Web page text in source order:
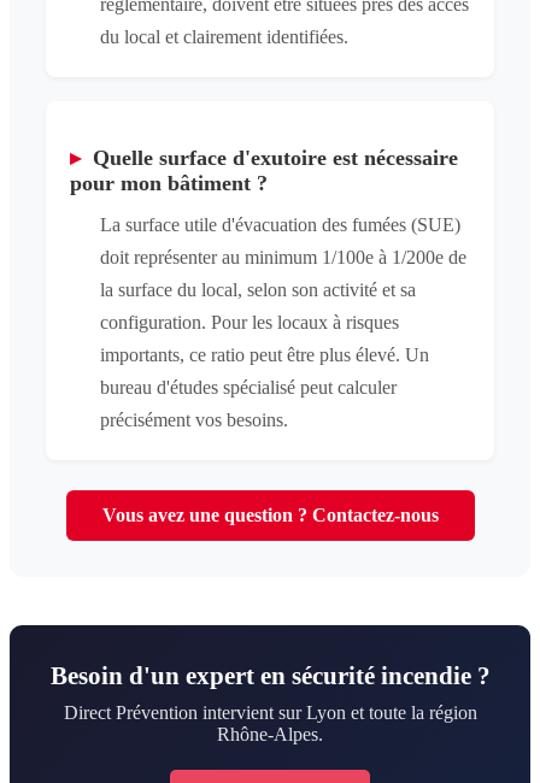
du local et clairement identifiées.
▸ Quelle surface d'exutoire est nécessaire
pour mon bâtiment ?
La surface utile d'évacuation des fumées (SUE)
doit représenter au minimum 1/100e à 1/200e de
la surface du local, selon son activité et sa
configuration. Pour les locaux à risques
importants, ce ratio peut être plus élevé. Un
bureau d'études spécialisé peut calculer
précisément vos besoins.
Vous avez une question ? Contactez-nous
Besoin d'un expert en sécurité incendie ?
Direct Prévention intervient sur Lyon et toute la région
Rhône-Alpes.